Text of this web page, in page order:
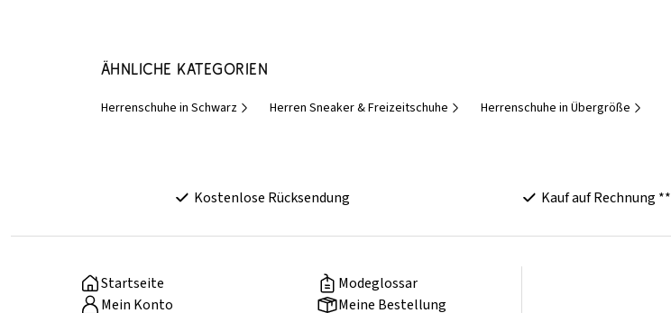
Ähnliche Kategorien
Herrenschuhe in Schwarz Herren Sneaker & Freizeitschuhe Herrenschuhe in Übergröße
Kostenlose Rücksendung Kauf auf Rechnung **
Startseite
Modeglossar
Mein Konto
Meine Bestellung